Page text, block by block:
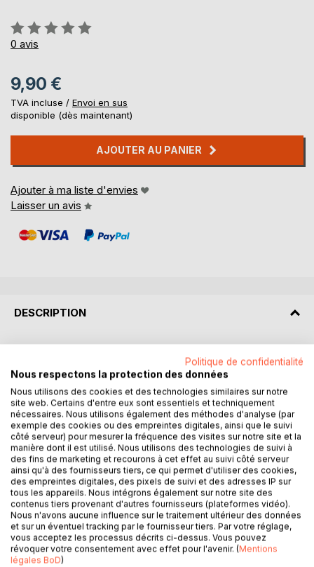
Évaluation:
0%
0 avis
9,90 €
TVA incluse / Envoi en sus
disponible (dès maintenant)
AJOUTER AU PANIER
Ajouter à ma liste d'envies
Laisser un avis
DESCRIPTION
Paideia éducation !
Que faut-il retenir de l'œuvre du philosophe ? Retrouvez
tout ce que vous devez savoir de Nietzsche dans une
analyse de référence pour comprendre rapidement le sens
de sa pensée. Rédigée de manière claire et accessible par
un enseignant, cette analyse propose notamment une
biographie du philosophe, une étude de sa pensée et une
bibliographie de ses principaux ouvrages.
Une analyse philosophique complète et détaillée pour
mieux comprendre le philosophe !
Paideia éducation en deux mots : Plébiscité aussi bien par
Politique de confidentialité
Nous respectons la protection des données
Nous utilisons des cookies et des technologies similaires sur notre
site web. Certains d'entre eux sont essentiels et techniquement
nécessaires. Nous utilisons également des méthodes d'analyse (par
exemple des cookies ou des empreintes digitales, ainsi que le suivi
côté serveur) pour mesurer la fréquence des visites sur notre site et la
manière dont il est utilisé. Nous utilisons des technologies de suivi à
des fins de marketing et recourons à cet effet au suivi côté serveur
ainsi qu'à des fournisseurs tiers, ce qui permet d'utiliser des cookies,
des empreintes digitales, des pixels de suivi et des adresses IP sur
tous les appareils. Nous intégrons également sur notre site des
contenus tiers provenant d'autres fournisseurs (plateformes vidéo).
Nous n'avons aucune influence sur le traitement ultérieur des données
et sur un éventuel tracking par le fournisseur tiers. Par votre réglage,
vous acceptez les processus décrits ci-dessus. Vous pouvez
révoquer votre consentement avec effet pour l'avenir. (Mentions
légales BoD)